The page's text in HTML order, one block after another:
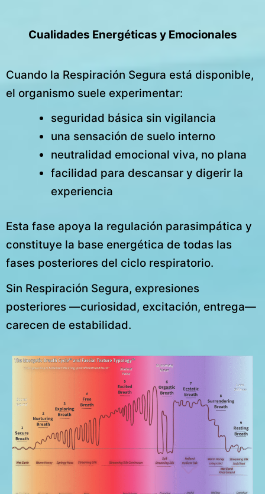
Cualidades Energéticas y Emocionales
Cuando la Respiración Segura está disponible,
el organismo suele experimentar:
seguridad básica sin vigilancia
una sensación de suelo interno
neutralidad emocional viva, no plana
facilidad para descansar y digerir la
experiencia
Esta fase apoya la regulación parasimpática y
constituye la base energética de todas las
fases posteriores del ciclo respiratorio.
Sin Respiración Segura, expresiones
posteriores —curiosidad, excitación, entrega—
carecen de estabilidad.